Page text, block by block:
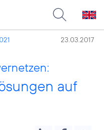
23.03.2017
auf